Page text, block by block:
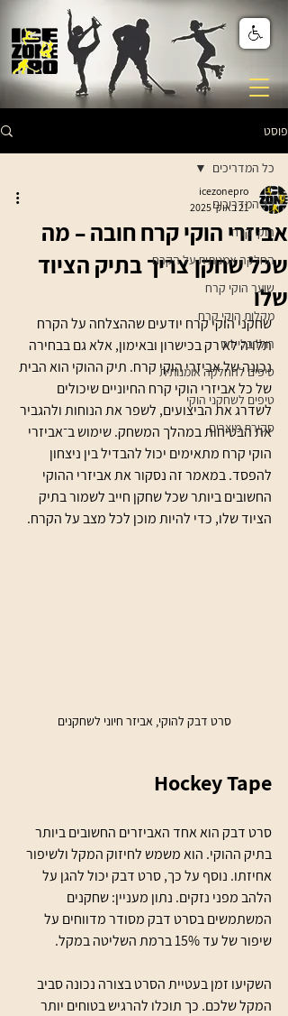
פוסט
כל המדריכים
הוקי קרח
החלקה אמנותית על הקרח
שוער הוקי קרח
מקלות הוקי קרח
רולרבליידס
טיפים להחלקה אומנותית
טיפים לשחקני הוקי
סקירת מוצרים
כל המדריכים
אביזרי הוקי קרח חובה – מה
שכל שחקן צריך בתיק הציוד
שלו
icezonepro
21 באוק׳ 2025
שחקני הוקי קרח יודעים שההצלחה על הקרח
תלויה לא רק בכישרון ובאימון, אלא גם בבחירה
נכונה של אביזרי הוקי קרח. תיק ההוקי הוא הבית
של כל אביזרי הוקי קרח החיוניים שיכולים
לשדרג את הביצועים, לשפר את הנוחות ולהגביר
את הבטיחות במהלך המשחק. שימוש ב־אביזרי
הוקי קרח מתאימים יכול להבדיל בין ניצחון
להפסד. במאמר זה נסקור את אביזרי ההוקי
החשובים ביותר שכל שחקן חייב לשמור בתיק
הציוד שלו, כדי להיות מוכן לכל מצב על הקרח.
סרט דבק להוקי, אביזר חיוני לשחקנים
Hockey Tape
סרט דבק הוא אחד האביזרים החשובים ביותר
בתיק ההוקי. הוא משמש לחיזוק המקל ולשיפור
אחיזתו. נוסף על כך, סרט דבק יכול להגן על
הלהב מפני נזקים. נתון מעניין: שחקנים
המשתמשים בסרט דבק מסודר מדווחים על
שיפור של עד 15% ברמת השליטה במקל.
השקיעו זמן בעטיית הסרט בצורה נכונה סביב
המקל שלכם. כך תוכלו להרגיש בטוחים יותר